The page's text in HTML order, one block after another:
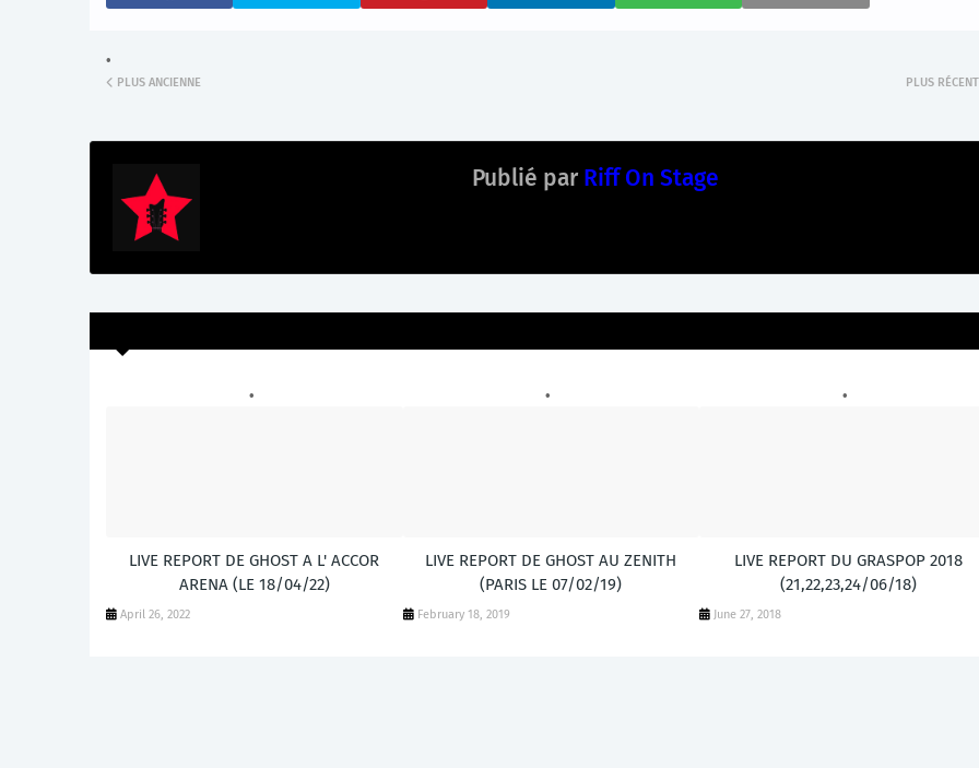
PLUS
PLUS ANCIENNE
Publié parRiff On Stage
LIVE REPORT DE GHOST A L' ACCOR
ARENA (LE 18/04/22)
April 26, 2022
LIVE REPORT DE GHOST AU ZENITH
(PARIS LE 07/02/19)
February 18, 2019
LIVE REPORT DU GRASPOP 2018
(21,22,23,24/06/18)
June 27, 2018